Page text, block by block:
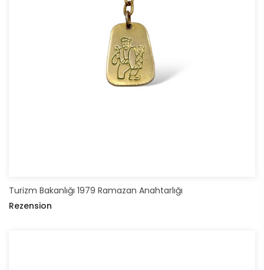
Turizm Bakanlığı 1979 Ramazan Anahtarlığı
Rezension